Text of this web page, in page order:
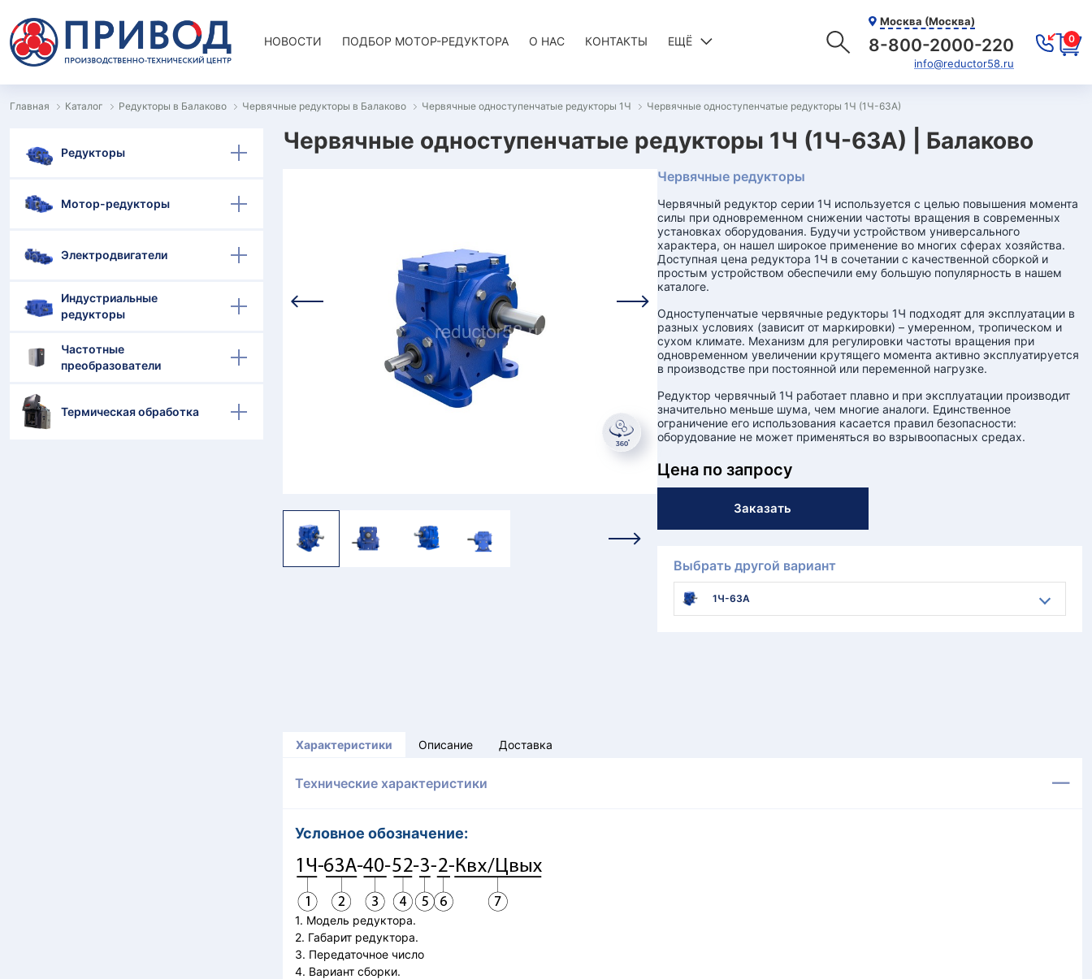
НОВОСТИ ПОДБОР МОТОР-РЕДУКТОРА О НАС КОНТАКТЫ ЕЩЁ
Москва (Москва)
8-800-2000-220
info@reductor58.ru
0
Главная Каталог Редукторы в Балаково Червячные редукторы в Балаково Червячные одноступенчатые редукторы 1Ч Червячные одноступенчатые редукторы 1Ч (1Ч-63А)
Редукторы
Мотор-редукторы
Электродвигатели
Индустриальные
редукторы
Частотные
преобразователи
Термическая обработка
Червячные одноступенчатые редукторы 1Ч (1Ч-63А) | Балаково
Червячные редукторы
Червячный редуктор серии 1Ч используется с целью повышения момента
силы при одновременном снижении частоты вращения в современных
установках оборудования. Будучи устройством универсального
характера, он нашел широкое применение во многих сферах хозяйства.
Доступная цена редуктора 1Ч в сочетании с качественной сборкой и
простым устройством обеспечили ему большую популярность в нашем
каталоге.
Одноступенчатые червячные редукторы 1Ч подходят для эксплуатации в
разных условиях (зависит от маркировки) – умеренном, тропическом и
сухом климате. Механизм для регулировки частоты вращения при
одновременном увеличении крутящего момента активно эксплуатируется
в производстве при постоянной или переменной нагрузке.
Редуктор червячный 1Ч работает плавно и при эксплуатации производит
значительно меньше шума, чем многие аналоги. Единственное
ограничение его использования касается правил безопасности:
оборудование не может применяться во взрывоопасных средах.
Цена по запросу
Заказать
Выбрать другой вариант
1Ч-63А
Характеристики Описание Доставка
Технические характеристики
Условное обозначение:
1. Модель редуктора.
2. Габарит редуктора.
3. Передаточное число
4. Вариант сборки.